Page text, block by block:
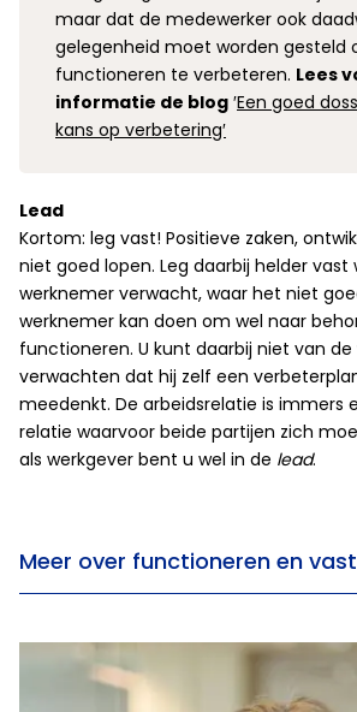
maar dat de medewerker ook
gelegenheid moet worden gesteld
functioneren te verbeteren. Lees
informatie de blog ′Een goed
kans op verbetering′
Lead
Kortom: leg vast! Positieve zaken,
niet goed lopen. Leg daarbij helder vast
werknemer verwacht, waar het niet
werknemer kan doen om wel naar
functioneren. U kunt daarbij niet van
verwachten dat hij zelf een
meedenkt. De arbeidsrelatie is immers
relatie waarvoor beide partijen zich
als werkgever bent u wel in de lead.
Meer over functioneren en